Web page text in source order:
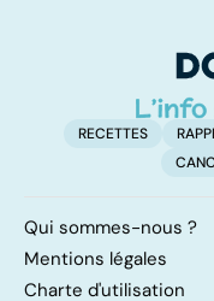
RECETTES
Qui sommes-nous ?
Mentions légales
Charte d'utilisation